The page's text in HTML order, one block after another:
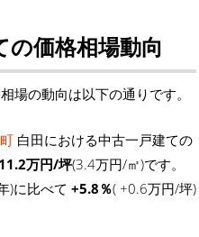
の価格相場動向
場の動向は以下の通りです。
白田における中古一戸建ての
11.2万円/坪(3.4万円/㎡)です。
)に比べて +5.8％( +0.6万円/坪)